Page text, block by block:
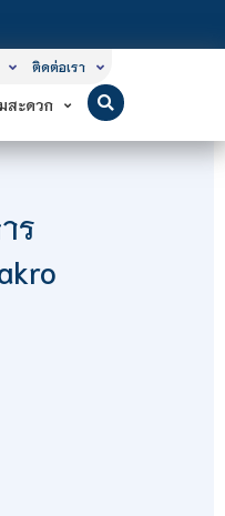
ดหลักสูตรการเรียนการสอน 3 ระ
ติดต่อเรา
สะดวก
ร